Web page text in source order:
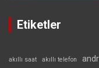
Etiketler
akıllı saat akıllı telefon